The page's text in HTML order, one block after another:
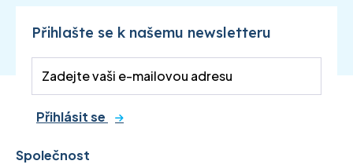
Přihlašte se k našemu newsletteru
Přihlásit se
Společnost